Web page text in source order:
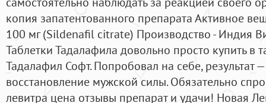
копия запатентованного препарата Активное
100 мг (Sildenafil citrate) Производство - Индия
Таблетки Тадалафила довольно просто купить в
Тадалафил Софт. Попробовал на себе, результат
восстановление мужской силы. Обязательно
левитра цена отзывы препарат и удачи! Новая